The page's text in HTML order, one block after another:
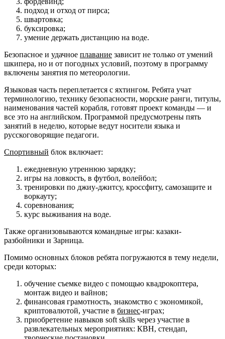
подход и отход от пирса;
швартовка;
буксировка;
умение держать дистанцию на воде.
Безопасное и удачное плавание зависит не только от умений
шкипера, но и от погодных условий, поэтому в программу
включены занятия по метеорологии.
Языковая часть переплетается с яхтингом. Ребята учат
терминологию, технику безопасности, морские ранги, титулы,
наименования частей корабля, готовят проект команды — и
все это на английском. Программой предусмотрены пять
занятий в неделю, которые ведут носители языка и
русскоговорящие педагоги.
Спортивный блок включает:
ежедневную утреннюю зарядку;
игры на ловкость, в футбол, волейбол;
тренировки по джиу-джитсу, кроссфиту, самозащите и
воркауту;
соревнования;
курс выживания на воде.
Также организовываются командные игры: казаки-
разбойники и Зарница.
Помимо основных блоков ребята погружаются в тему недели,
среди которых:
обучение съемке видео с помощью квадрокоптера,
монтаж видео и вайнов;
финансовая грамотность, знакомство с экономикой,
криптовалютой, участие в бизнес-играх;
приобретение навыков soft skills через участие в
развлекательных мероприятиях: КВН, стендап,